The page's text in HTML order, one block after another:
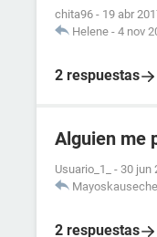
chita96 - 19 abr
Helene - 4 nov
2 respuestas
Alguien me
Usuario_1_ - 30 jun
Mayoskauseche
2 respuestas